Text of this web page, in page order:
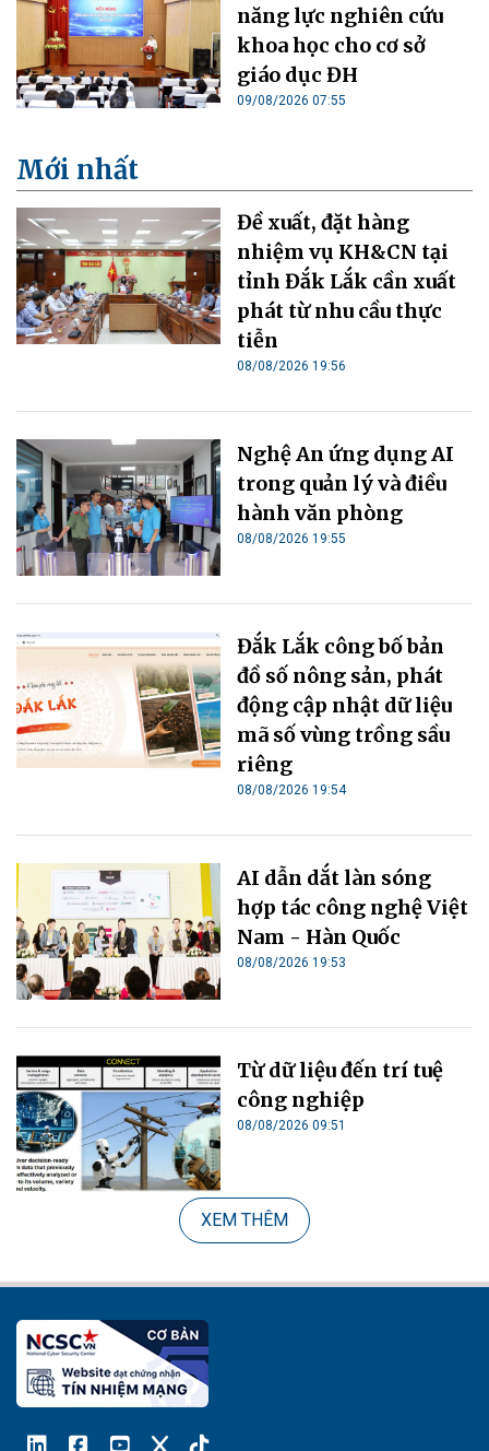
năng lực nghiên cứu
khoa học cho cơ sở
giáo dục ĐH
09/08/2026 07:55
Mới nhất
Đề xuất, đặt hàng
nhiệm vụ KH&CN tại
tỉnh Đắk Lắk cần xuất
phát từ nhu cầu thực
tiễn
08/08/2026 19:56
Nghệ An ứng dụng AI
trong quản lý và điều
hành văn phòng
08/08/2026 19:55
Đắk Lắk công bố bản
đồ số nông sản, phát
động cập nhật dữ liệu
mã số vùng trồng sầu
riêng
08/08/2026 19:54
AI dẫn dắt làn sóng
hợp tác công nghệ Việt
Nam - Hàn Quốc
08/08/2026 19:53
Từ dữ liệu đến trí tuệ
công nghiệp
08/08/2026 09:51
XEM THÊM